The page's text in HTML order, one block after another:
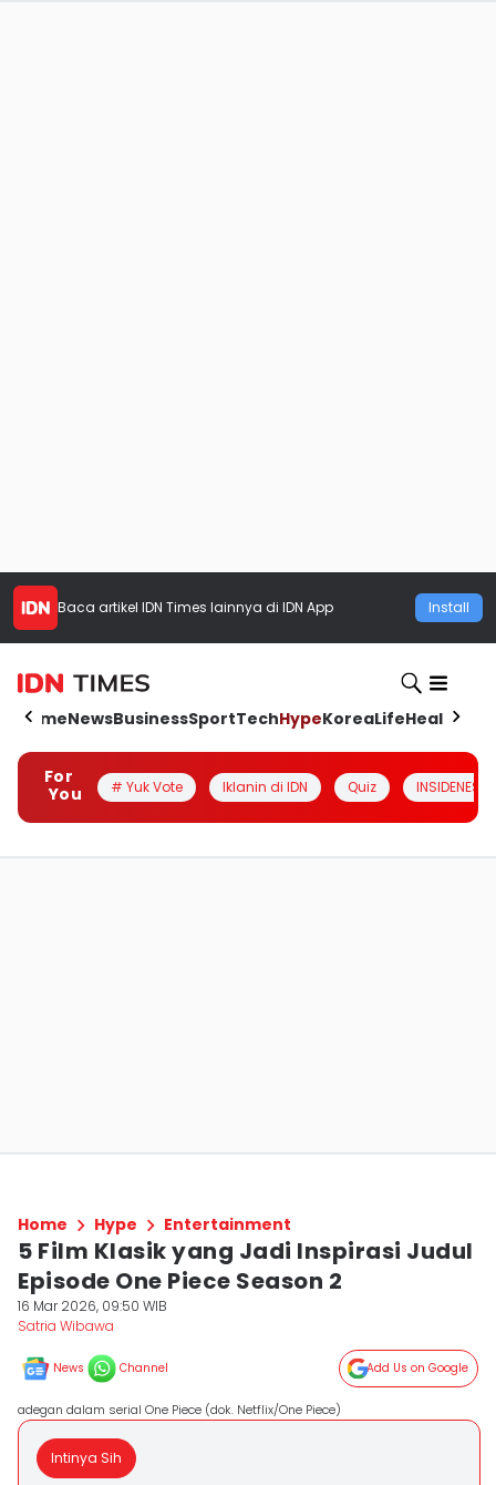
Baca artikel IDN Times lainnya di IDN App Install
HomeNewsBusinessSportTechHypeKoreaLifeHealth
For
You
# Yuk Vote Iklanin di IDN Quiz INSIDENESIA
Home Hype Entertainment
5 Film Klasik yang Jadi Inspirasi Judul
Episode One Piece Season 2
16 Mar 2026, 09:50 WIB
Satria Wibawa
News Channel Add Us on Google
adegan dalam serial One Piece (dok. Netflix/One Piece)
Intinya Sih